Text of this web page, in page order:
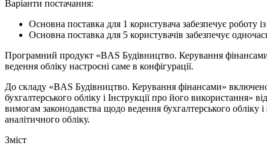
Варіанти постачання:
Основна поставка для 1 користувача забезпечує роботу
Основна поставка для 5 користувачів забезпечує
Програмний продукт «BAS Будівництво. Керування
ведення обліку настроєні саме в конфігурації.
До складу «BAS Будівництво. Керування фінансами»
бухгалтерського обліку і Інструкції про його використання»
вимогам законодавства щодо ведення бухгалтерського обліку
аналітичного обліку.
Зміст